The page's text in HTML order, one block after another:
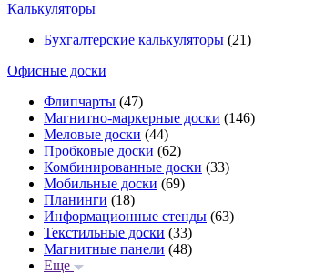
Калькуляторы
Бухгалтерские калькуляторы (21)
Офисные доски
Флипчарты (47)
Магнитно-маркерные доски (146)
Меловые доски (44)
Пробковые доски (62)
Комбинированные доски (33)
Мобильные доски (69)
Планинги (18)
Информационные стенды (63)
Текстильные доски (33)
Магнитные панели (48)
Еще